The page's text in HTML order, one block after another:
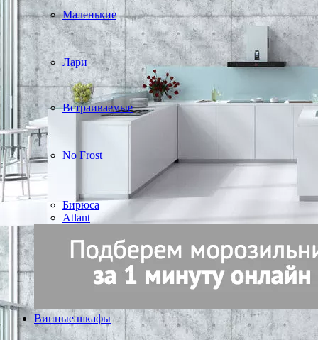
Маленькие
Лари
Встраиваемые
No Frost
Бирюса
Atlant
Винные шкафы